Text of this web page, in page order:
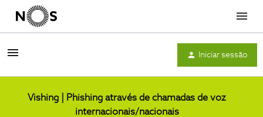
Menu
Iniciar sessão
Vishing | Phishing através de chamadas de voz
internacionais/nacionais